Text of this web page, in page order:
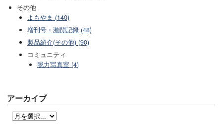
その他
よもやま (140)
増刊号・激闘記録 (48)
製品紹介(その他) (90)
コミュニティ
脱力写真室 (4)
アーカイブ